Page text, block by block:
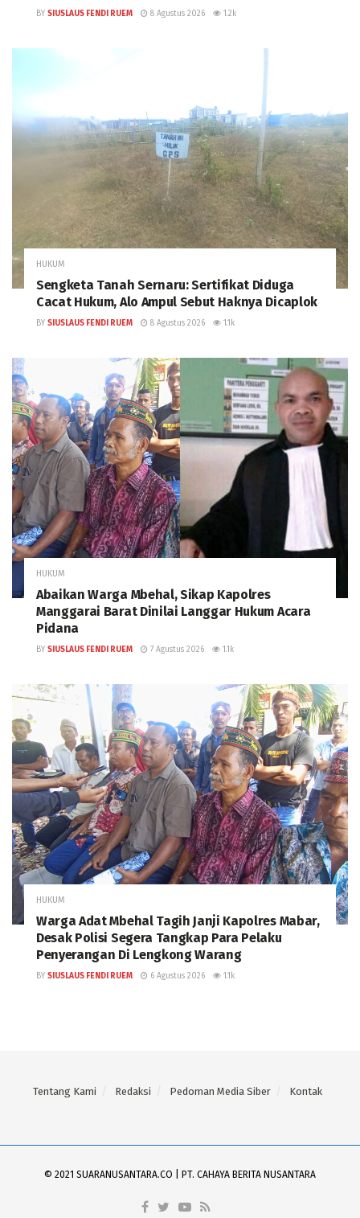
BY SIUSLAUS FENDI RUEM 8 Agustus 2026 1.2k
HUKUM
Sengketa Tanah Sernaru: Sertifikat Diduga
Cacat Hukum, Alo Ampul Sebut Haknya Dicaplok
BY SIUSLAUS FENDI RUEM 8 Agustus 2026 1.1k
HUKUM
Abaikan Warga Mbehal, Sikap Kapolres
Manggarai Barat Dinilai Langgar Hukum Acara
Pidana
BY SIUSLAUS FENDI RUEM 7 Agustus 2026 1.1k
HUKUM
Warga Adat Mbehal Tagih Janji Kapolres Mabar,
Desak Polisi Segera Tangkap Para Pelaku
Penyerangan Di Lengkong Warang
BY SIUSLAUS FENDI RUEM 6 Agustus 2026 1.1k
Tentang Kami Redaksi Pedoman Media Siber Kontak
© 2021 SUARANUSANTARA.CO | PT. CAHAYA BERITA NUSANTARA